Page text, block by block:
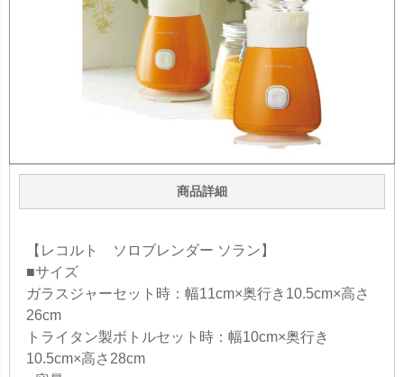
商品詳細
【レコルト ソロブレンダー ソラン】
■サイズ
ガラスジャーセット時：幅11cm×奥行き10.5cm×高さ
26cm
トライタン製ボトルセット時：幅10cm×奥行き
10.5cm×高さ28cm